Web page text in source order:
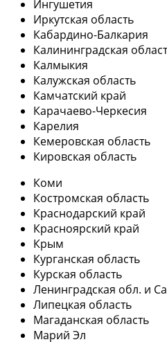
Ингушетия
Иркутская область
Кабардино-Балкария
Калининградская
Калмыкия
Калужская область
Камчатский край
Карачаево-Черкесия
Карелия
Кемеровская область
Кировская область
Коми
Костромская область
Краснодарский край
Красноярский край
Крым
Курганская область
Курская область
Ленинградская обл. и
Липецкая область
Магаданская область
Марий Эл